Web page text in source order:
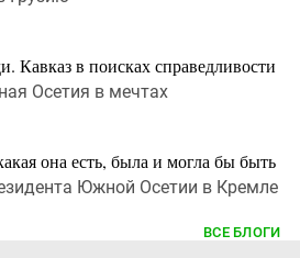
Кавказ в поисках справедливости
Осетия в мечтах
она есть, была и могла бы быть
Южной Осетии в Кремле
ВСЕ БЛОГИ